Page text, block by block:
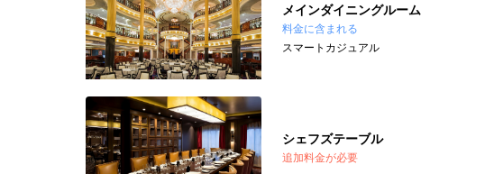
メインダイニングルーム
料金に含まれる
スマートカジュアル
シェフズテーブル
追加料金が必要